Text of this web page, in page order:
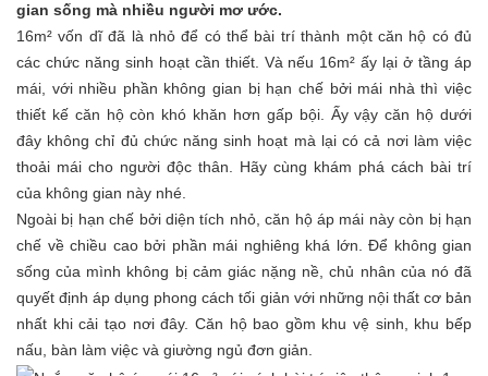
gian sống mà nhiều người mơ ước.
16m² vốn dĩ đã là nhỏ để có thể bài trí thành một căn hộ có đủ
các chức năng sinh hoạt cần thiết. Và nếu 16m² ấy lại ở tầng áp
mái, với nhiều phần không gian bị hạn chế bởi mái nhà thì việc
thiết kế căn hộ còn khó khăn hơn gấp bội. Ấy vậy căn hộ dưới
đây không chỉ đủ chức năng sinh hoạt mà lại có cả nơi làm việc
thoải mái cho người độc thân. Hãy cùng khám phá cách bài trí
của không gian này nhé.
Ngoài bị hạn chế bởi diện tích nhỏ, căn hộ áp mái này còn bị hạn
chế về chiều cao bởi phần mái nghiêng khá lớn. Để không gian
sống của mình không bị cảm giác nặng nề, chủ nhân của nó đã
quyết định áp dụng phong cách tối giản với những nội thất cơ bản
nhất khi cải tạo nơi đây. Căn hộ bao gồm khu vệ sinh, khu bếp
nấu, bàn làm việc và giường ngủ đơn giản.